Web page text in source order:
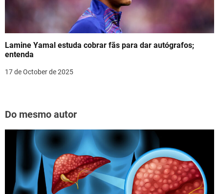
Lamine Yamal estuda cobrar fãs para dar autógrafos;
entenda
17 de October de 2025
Do mesmo autor